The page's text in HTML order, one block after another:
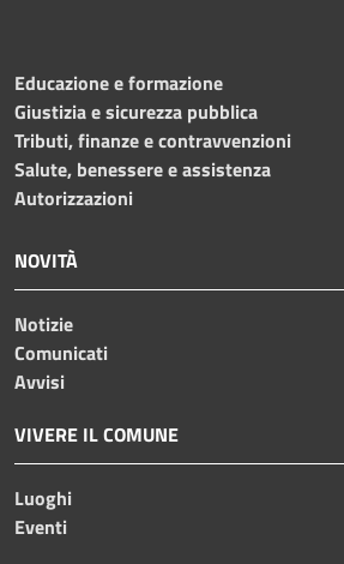
Educazione e formazione
Giustizia e sicurezza pubblica
Tributi, finanze e contravvenzioni
Salute, benessere e assistenza
Autorizzazioni
NOVITÀ
Notizie
Comunicati
Avvisi
VIVERE IL COMUNE
Luoghi
Eventi